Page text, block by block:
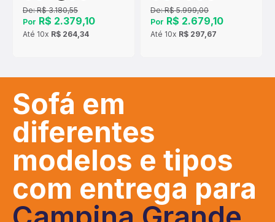
De:R$ 3.180,55
Por R$ 2.379,10
Até 10x R$ 264,34
De:R$ 5.999,00
Por R$ 2.679,10
Até 10x R$ 297,67
Sofá em
diferentes
modelos e tipos
com entrega para